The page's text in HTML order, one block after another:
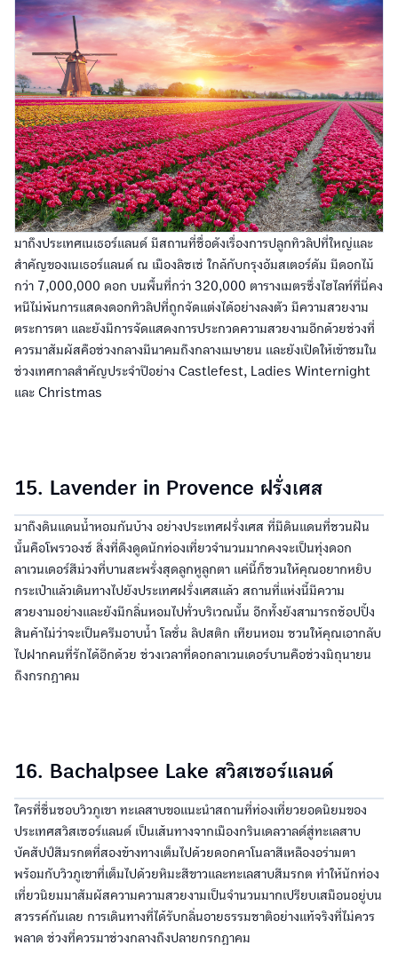
มาถึงประเทศเนเธอร์แลนด์ มีสถานที่ชื่อดังเรื่องการปลูกทิวลิปที่ใหญ่และ
สำคัญของเนเธอร์แลนด์ ณ เมืองลิซเซ่ ใกล้กับกรุงอัมสเตอร์ดัม มีดอกไม้
กว่า 7,000,000 ดอก บนพื้นที่กว่า 320,000 ตารางเมตรซึ่งไฮไลท์ที่นี่คง
หนีไม่พ้นการแสดงดอกทิวลิปที่ถูกจัดแต่งได้อย่างลงตัว มีความสวยงาม
ตระการตา และยังมีการจัดแสดงการประกวดความสวยงามอีกด้วยช่วงที่
ควรมาสัมผัสคือช่วงกลางมีนาคมถึงกลางเมษายน และยังเปิดให้เข้าชมใน
ช่วงเทศกาลสำคัญประจำปีอย่าง Castlefest, Ladies Winternight
และ Christmas
15. Lavender in Provence ฝรั่งเศส
มาถึงดินแดนน้ำหอมกันบ้าง อย่างประเทศฝรั่งเศส ที่มีดินแดนที่ชวนฝัน
นั้นคือโพรวองซ์ สิ่งที่ดึงดูดนักท่องเที่ยวจำนวนมากคงจะเป็นทุ่งดอก
ลาเวนเดอร์สีม่วงที่บานสะพรั่งสุดลูกหูลูกตา แค่นี้ก็ชวนให้คุณอยากหยิบ
กระเป๋าแล้วเดินทางไปยังประเทศฝรั่งเศสแล้ว สถานที่แห่งนี้มีความ
สวยงามอย่างและยังมีกลิ่นหอมไปทั่วบริเวณนั้น อีกทั้งยังสามารถช้อปปิ้ง
สินค้าไม่ว่าจะเป็นครีมอาบน้ำ โลชั่น ลิปสติก เทียนหอม ชวนให้คุณเอากลับ
ไปฝากคนที่รักได้อีกด้วย ช่วงเวลาที่ดอกลาเวนเดอร์บานคือช่วงมิถุนายน
ถึงกรกฎาคม
16. Bachalpsee Lake สวิสเซอร์แลนด์
ใครที่ชื่นชอบวิวภูเขา ทะเลสาบขอแนะนำสถานที่ท่องเที่ยวยอดนิยมของ
ประเทศสวิสเซอร์แลนด์ เป็นเส้นทางจากเมืองกรินเดลวาลด์สู่ทะเลสาบ
บัคสัปป์สีมรกตที่สองข้างทางเต็มไปด้วยดอกคาโนลาสีเหลืองอร่ามตา
พร้อมกับวิวภูเขาที่เต็มไปด้วยหิมะสีขาวและทะเลสาบสีมรกต ทำให้นักท่อง
เที่ยวนิยมมาสัมผัสความความสวยงามเป็นจำนวนมากเปรียบเสมือนอยู่บน
สวรรค์กันเลย การเดินทางที่ได้รับกลิ่นอายธรรมชาติอย่างแท้จริงที่ไม่ควร
พลาด ช่วงที่ควรมาช่วงกลางถึงปลายกรกฎาคม